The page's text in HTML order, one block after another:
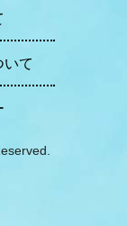
いて